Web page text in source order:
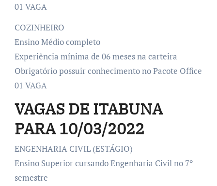
01 VAGA
COZINHEIRO
Ensino Médio completo
Experiência mínima de 06 meses na carteira
Obrigatório possuir conhecimento no Pacote Office
01 VAGA
VAGAS DE ITABUNA
PARA 10/03/2022
ENGENHARIA CIVIL (ESTÁGIO)
Ensino Superior cursando Engenharia Civil no 7º
semestre